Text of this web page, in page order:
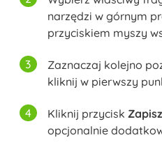
narzędzi w górnym
przyciskiem myszy
Zaznaczaj kolejno
kliknij w pierwszy
Kliknij przycisk
opcjonalnie